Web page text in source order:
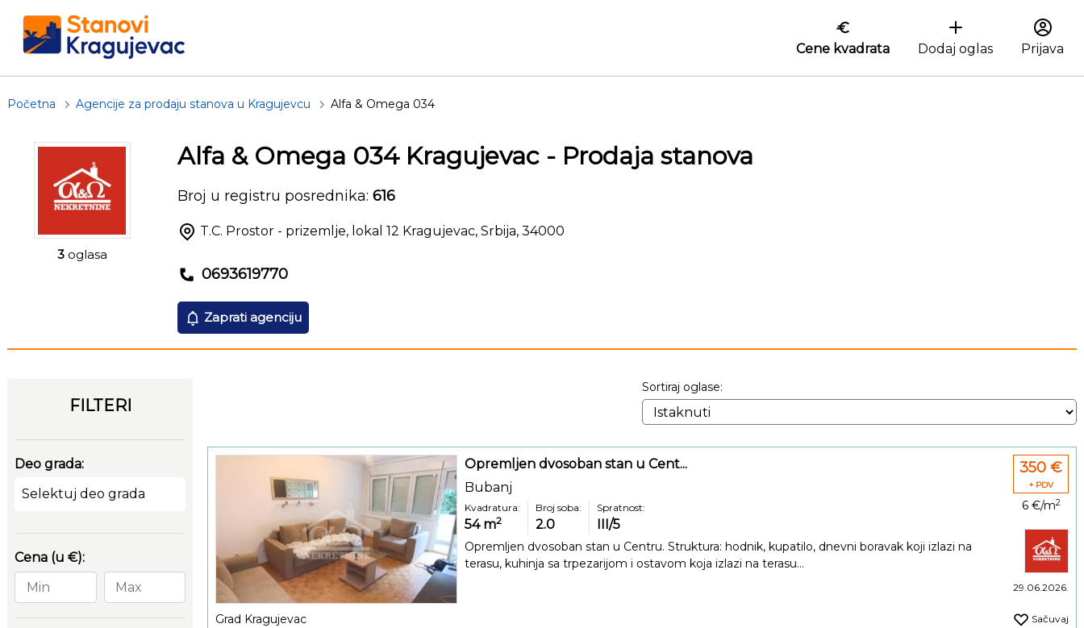
Cene kvadrata Dodaj oglas Prijava
Početna Agencije za prodaju stanova u Kragujevcu Alfa & Omega 034
3oglasa
Alfa & Omega 034 Kragujevac- Prodaja stanova
Broj u registru posrednika: 616
T.C. Prostor - prizemlje, lokal 12 Kragujevac, Srbija, 34000
0693619770
Zaprati agenciju
FILTERI
Deo grada:
Selektuj deo grada
Cena (u €):
Sortiraj oglase:
Opremljen dvosoban stan u Cent...
Bubanj
Kvadratura:
54m2
Broj soba:
2.0
Spratnost:
III/5
Opremljen dvosoban stan u Centru. Struktura: hodnik, kupatilo, dnevni boravak koji izlazi na
terasu, kuhinja sa trpezarijom i ostavom koja izlazi na terasu...
350 €
+ PDV
6 €/m2
29.06.2026.
Grad Kragujevac Sačuvaj